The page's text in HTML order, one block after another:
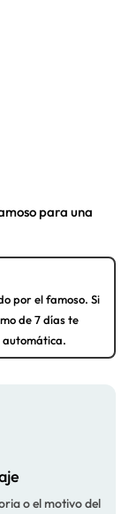
para una
por el famoso. Si
de 7 días te
automática.
o el motivo del